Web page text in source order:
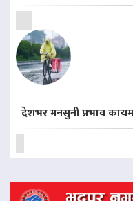
देशभर मनसुनी प्रभाव कायम,